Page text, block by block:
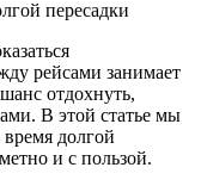
рейсами занимает
отдохнуть,
В этой статье мы
время долгой
и с пользой.